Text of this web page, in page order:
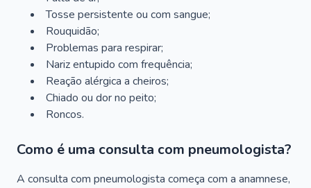
Tosse persistente ou com sangue;
Rouquidão;
Problemas para respirar;
Nariz entupido com frequência;
Reação alérgica a cheiros;
Chiado ou dor no peito;
Roncos.
Como é uma consulta com pneumologista?
A consulta com pneumologista começa com a anamnese,